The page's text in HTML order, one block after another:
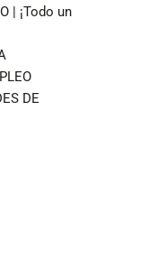
| ¡Todo un
DE